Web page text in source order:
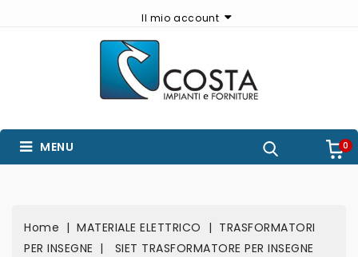
Il mio account
0
MENU
Home MATERIALE ELETTRICO
TRASFORMATORI
PER INSEGNE
SIET TRASFORMATORE PER INSEGNE